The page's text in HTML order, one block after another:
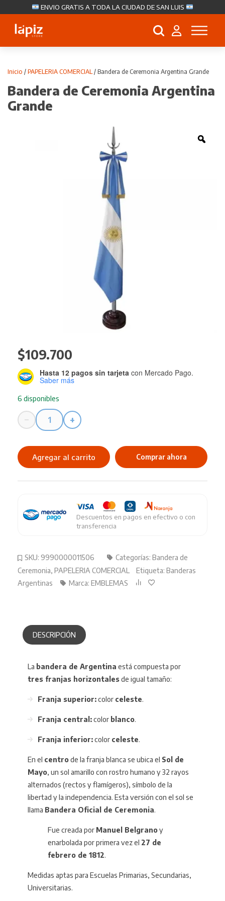
ENVIO GRATIS A TODA LA CIUDAD DE SAN LUIS
Búsqueda
Inicio / PAPELERIA COMERCIAL/ Bandera de Ceremonia Argentina Grande
Bandera de Ceremonia Argentina
Grande
$109.700
6 disponibles
Hasta 12 pagos sin tarjeta con Mercado Pago.
Saber más
−
Bandera
Ceremonia
Argentina
+
Agregar al carrito Comprar ahora
SKU: 9990000011506 Categorías: Bandera de
Ceremonia, PAPELERIA COMERCIAL Etiqueta: Banderas
Argentinas
Marca: EMBLEMAS
Descuentos en pagos en efectivo o con
transferencia
DESCRIPCIÓN
La bandera de Argentina está compuesta por
tres franjas horizontalesde igual tamaño:
Franja superior:color celeste.
Franja central:color blanco.
Franja inferior:color celeste.
En el centrode la franja blanca se ubica el Sol de
Mayo, un sol amarillo con rostro humano y 32 rayos
alternados (rectos y flamígeros), símbolo de la
libertad y la independencia. Esta versión con el sol se
llama Bandera Oficial de Ceremonia.
Fue creada por Manuel Belgranoy
enarbolada por primera vez el 27 de
febrero de 1812.
Medidas aptas para Escuelas Primarias, Secundarias,
Universitarias.